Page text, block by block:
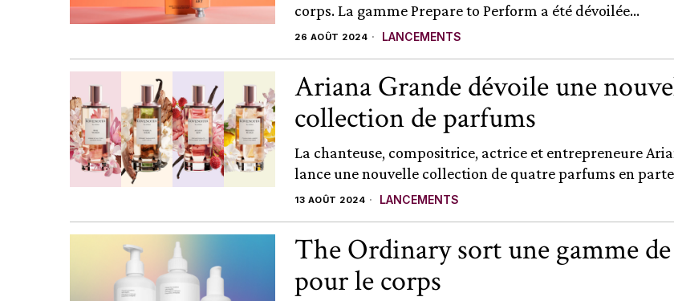
corps. La gamme Prepare to Perform a été dévoilée...
26 AOÛT 2024 LANCEMENTS
Ariana Grande dévoile une
collection de parfums
La chanteuse, compositrice, actrice et entrepreneure
lance une nouvelle collection de quatre parfums en
13 AOÛT 2024 LANCEMENTS
The Ordinary sort une gamme
pour le corps